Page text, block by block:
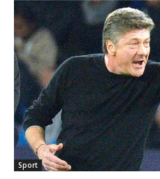
Sport